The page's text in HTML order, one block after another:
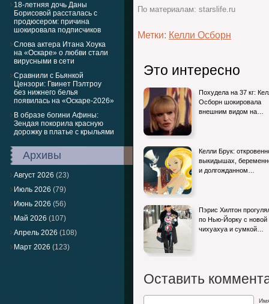
18-летняя дочь Даны
Борисовой рассталась с
продюсером: причина
шокировала подписчиков
Слова актера Итана Хоука
на «Оскаре» о любви стали
вирусными в сети
Сравнили с Бьянкой
Цензори: Гвинет Пэлтроу
без нижнего белья
появилась на «Оскаре-2026»
В образе богини Афины:
Зендая покорила красную
дорожку в платье с крыльями
Архивы
Август 2026 (23)
Июль 2026 (79)
Июнь 2026 (56)
Май 2026 (107)
Апрель 2026 (108)
Март 2026 (123)
По материалам: starslife.ru
Метки: Келли Осборн
Это интересно
Похудела на 37 кг:
Осборн шокировала
внешним видом на…
Келли Брук:
выкидышах,
и долгожданном…
Пэрис Хилтон
по Нью-Йорку с новой
чихуахуа и сумкой…
Оставить